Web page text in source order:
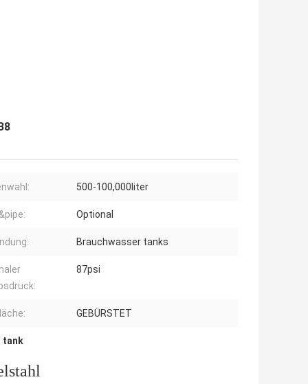
500-100,000liter
Optional
Brauchwasser tanks
87psi
GEBÜRSTET
tank